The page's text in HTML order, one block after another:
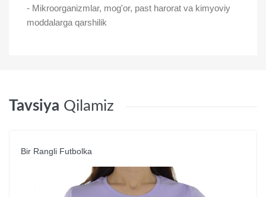
- Mikroorganizmlar, mog'or, past harorat va kimyoviy
moddalarga qarshilik
Tavsiya Qilamiz
Bir Rangli Futbolka